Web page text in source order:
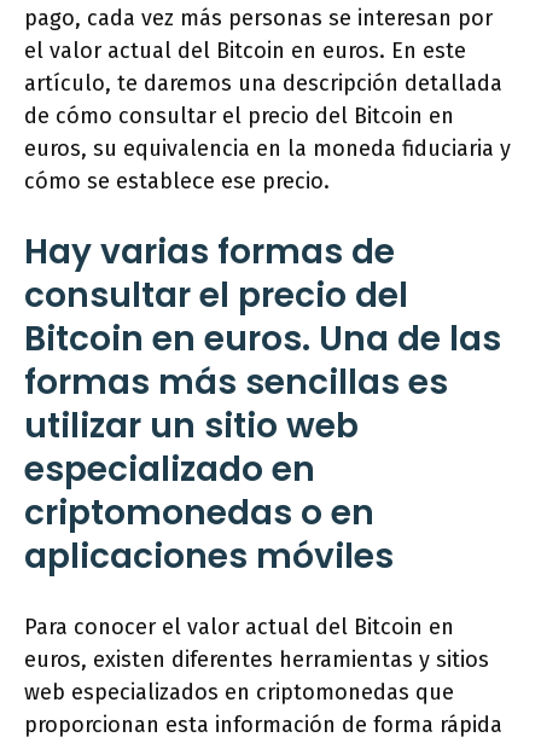
pago, cada vez más personas se interesan por
el valor actual del Bitcoin en euros. En este
artículo, te daremos una descripción detallada
de cómo consultar el precio del Bitcoin en
euros, su equivalencia en la moneda fiduciaria y
cómo se establece ese precio.
Hay varias formas de
consultar el precio del
Bitcoin en euros. Una de las
formas más sencillas es
utilizar un sitio web
especializado en
criptomonedas o en
aplicaciones móviles
Para conocer el valor actual del Bitcoin en
euros, existen diferentes herramientas y sitios
web especializados en criptomonedas que
proporcionan esta información de forma rápida